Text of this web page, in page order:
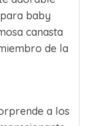
baby
canasta
de la
a los